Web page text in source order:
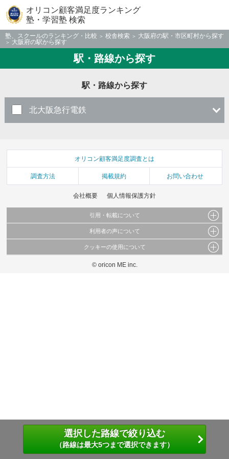
オリコン顧客満足度ランキング
塾・学習塾 検索
塾、スクールのランキング・比較 校舎検索
大阪府の駅・市区町村から探す
大阪府の駅から探す
駅・路線から探す
駅・路線から探す
北大阪急行電鉄
選択した路線で絞り込む
（路線は最大5つまで選択できます）
オリコン顧客満足度調査とは
調査方法 掲載規約 お問い合わせ
会社概要 個人情報保護方針
引用・転載について
当サイトで公開されている情報（文字、写真、イラスト、画像データ等）及びこれらの配
これらの情報を権利者の許可なく無断転載・複製などの二次利用を行うことは固く禁じて
利用者の声について
当サイトに掲載している内容はすべてサービスの利用者が提出された見解・感想です。
弊社の見解・ 意見ではないことをご理解いただいた上でご覧ください。
クッキーの使用について
このサイトでは Cookie を使用して、ユーザーに合わせたコンテンツや広告の表示、ソー
© oricon ME inc.